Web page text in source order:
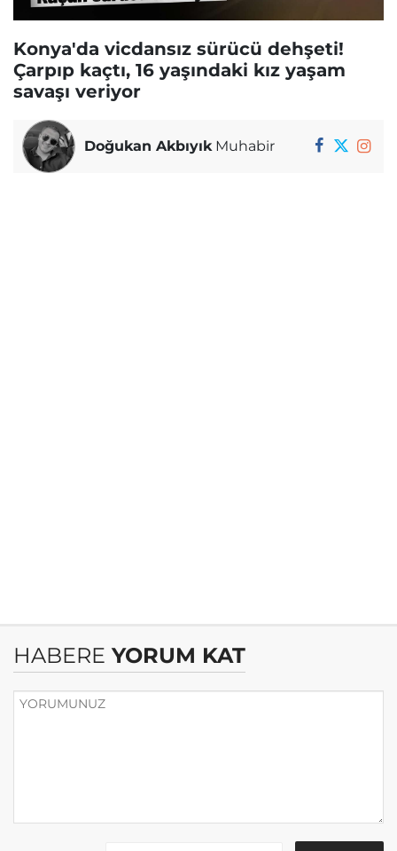
Konya'da vicdansız sürücü dehşeti!
Çarpıp kaçtı, 16 yaşındaki kız yaşam
savaşı veriyor
Doğukan AkbıyıkMuhabir
HABERE YORUM KAT